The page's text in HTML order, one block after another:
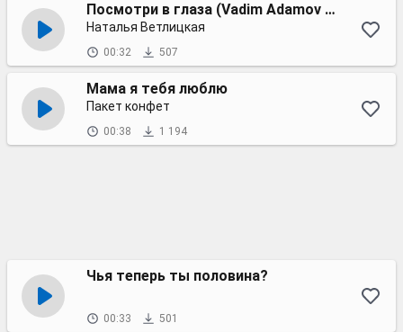
Посмотри в глаза (Vadim Adamov & Hardphol Remix)
Наталья Ветлицкая
00:32 507
Мама я тебя люблю
Пакет конфет
00:38 1 194
Чья теперь ты половина?
00:33 501